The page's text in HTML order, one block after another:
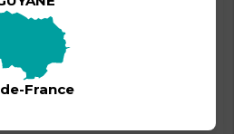
et participer aux
auprès de l’autorité de
France